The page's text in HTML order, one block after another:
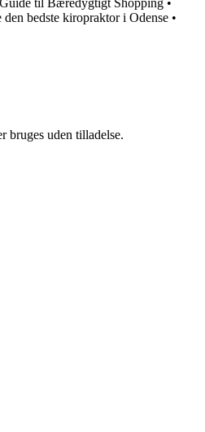
til Bæredygtigt Shopping •
bedste kiropraktor i Odense •
bruges uden tilladelse.